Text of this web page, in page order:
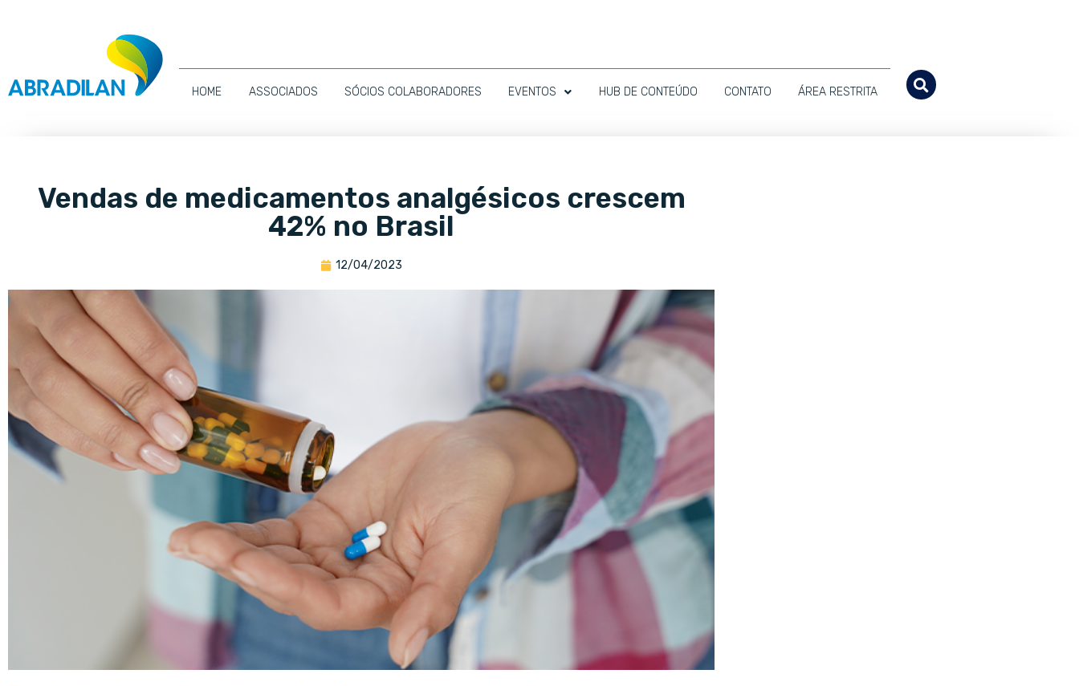
HOME ASSOCIADOS SÓCIOS COLABORADORES EVENTOS HUB DE CONTEÚDO CONTATO ÁREA RESTRITA
Vendas de medicamentos analgésicos crescem
42% no Brasil
12/04/2023